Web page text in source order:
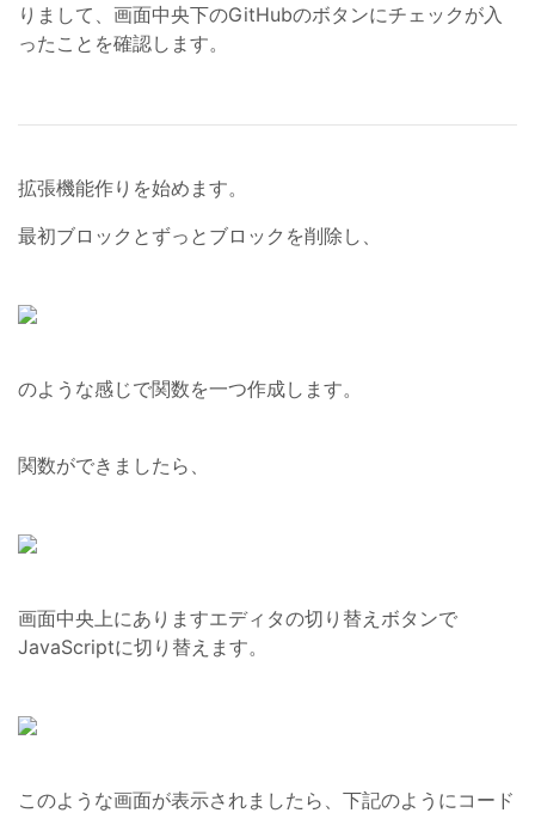
りまして、画面中央下のGitHubのボタンにチェックが入
ったことを確認します。
拡張機能作りを始めます。
最初ブロックとずっとブロックを削除し、
のような感じで関数を一つ作成します。
関数ができましたら、
画面中央上にありますエディタの切り替えボタンで
JavaScriptに切り替えます。
このような画面が表示されましたら、下記のようにコード